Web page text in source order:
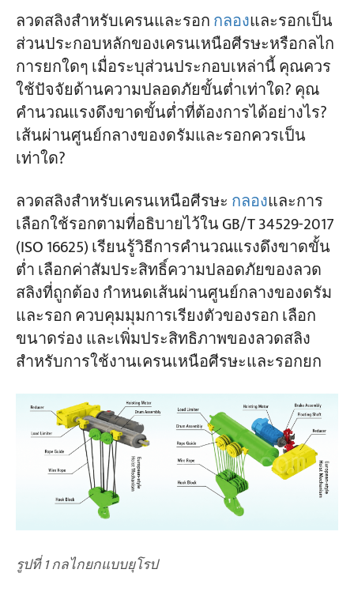
โครงการ
การใช้งาน
เกี่ยวกับเรา
2. ปัจจัยความปลอดภัยขั้นต่ำ Zp ของเชือกลวด
เครนเหนือศีรษะ
3. การเลือกใช้ลวดสลิงสำหรับเครนเหนือศีรษะ
3.1 แรงดึงขาดขั้นต่ำ
3.3 อุณหภูมิใช้งานสูงสุดสำหรับเชือกลวด
4. การเลือกดรัมและรอกสำหรับเครนเหนือ
ศีรษะ
4.1 ประเภทของดรัมและทิศทางการม้วน
4.2 รัศมีร่องและวัสดุของรอก
4.3 เส้นผ่านศูนย์กลางดรัมและรอกขั้นต่ำ
5. เงื่อนไขการใช้งานพิเศษ
ลวดสลิงสำหรับเครนและรอกกลองและรอกเป็น
ส่วนประกอบหลักของเครนเหนือศีรษะหรือกลไก
การยกใดๆ เมื่อระบุส่วนประกอบเหล่านี้ คุณควร
ใช้ปัจจัยด้านความปลอดภัยขั้นต่ำเท่าใด? คุณ
คำนวณแรงดึงขาดขั้นต่ำที่ต้องการได้อย่างไร?
เส้นผ่านศูนย์กลางของดรัมและรอกควรเป็น
เท่าใด?
ลวดสลิงสำหรับเครนเหนือศีรษะ กลองและการ
เลือกใช้รอกตามที่อธิบายไว้ใน GB/T 34529-2017
(ISO 16625) เรียนรู้วิธีการคำนวณแรงดึงขาดขั้น
ต่ำ เลือกค่าสัมประสิทธิ์ความปลอดภัยของลวด
สลิงที่ถูกต้อง กำหนดเส้นผ่านศูนย์กลางของดรัม
และรอก ควบคุมมุมการเรียงตัวของรอก เลือก
ขนาดร่อง และเพิ่มประสิทธิภาพของลวดสลิง
สำหรับการใช้งานเครนเหนือศีรษะและรอกยก
รูปที่ 1 กลไกยกแบบยุโรป